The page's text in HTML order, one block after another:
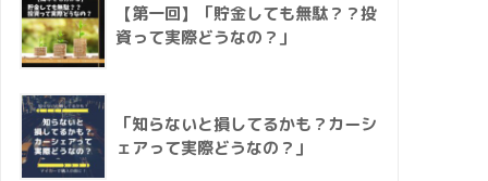
【第一回】「貯金しても無駄？？投
資って実際どうなの？」
「知らないと損してるかも？カーシ
ェアって実際どうなの？」